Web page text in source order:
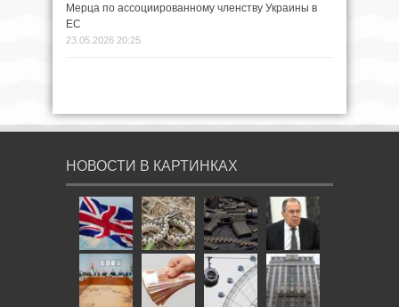
Мерца по ассоциированному членству Украины в
ЕС
23.05.2026 20:25
НОВОСТИ В КАРТИНКАХ